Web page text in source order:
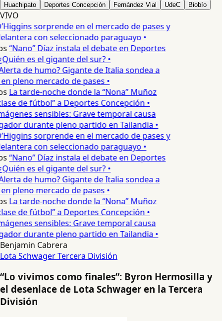
Huachipato Deportes Concepción Fernández Vial UdeC Biobío
VIVO
sorprende en el mercado de pases y
con seleccionado paraguayo •
“Nano” Díaz instala el debate en Deportes
es el gigante del sur? •
de humo? Gigante de Italia sondea a
pleno mercado de pases •
La tarde-noche donde la “Nona” Muñoz
de fútbol” a Deportes Concepción •
sensibles: Grave temporal causa
durante pleno partido en Tailandia •
sorprende en el mercado de pases y
con seleccionado paraguayo •
“Nano” Díaz instala el debate en Deportes
es el gigante del sur? •
de humo? Gigante de Italia sondea a
pleno mercado de pases •
La tarde-noche donde la “Nona” Muñoz
de fútbol” a Deportes Concepción •
sensibles: Grave temporal causa
durante pleno partido en Tailandia •
Benjamin Cabrera
Lota SchwagerTercera División
“Lo vivimos como finales”: Byron Hermosilla y
el desenlace de Lota Schwager en la Tercera
División